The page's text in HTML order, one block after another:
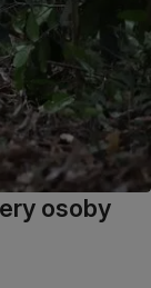
osoby